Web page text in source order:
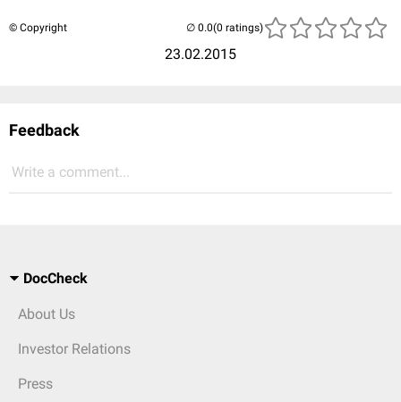
© Copyright
23.02.2015
(0 ratings)
Feedback
Write a comment...
DocCheck
About Us
Investor Relations
Press